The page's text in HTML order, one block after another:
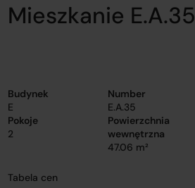
Mieszkanie E.A.35
Budynek
E
Number
E.A.35
Pokoje
2
Powierzchnia
wewnętrzna
47.06 m²
Tabela cen